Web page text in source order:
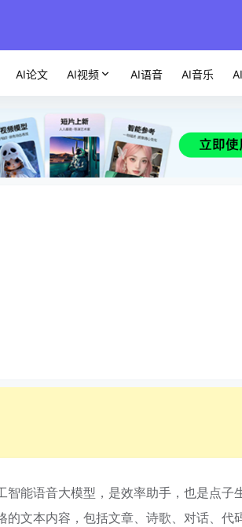
AI论文 AI视频 AI语音 AI音乐
能语音大模型，是效率助手，也是点子
文本内容，包括文章、诗歌、对话、代码